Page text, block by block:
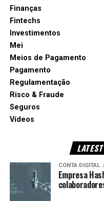
Finanças
Fintechs
Investimentos
Mei
Meios de Pagamento
Pagamento
Regulamentação
Risco & Fraude
Seguros
Vídeos
LATEST
CONTA DIGITAL
Empresa